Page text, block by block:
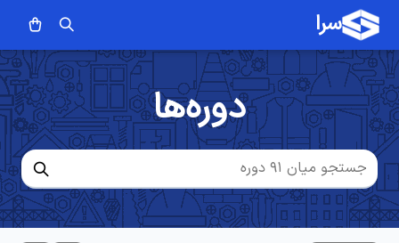
سرا
دوره‌ها